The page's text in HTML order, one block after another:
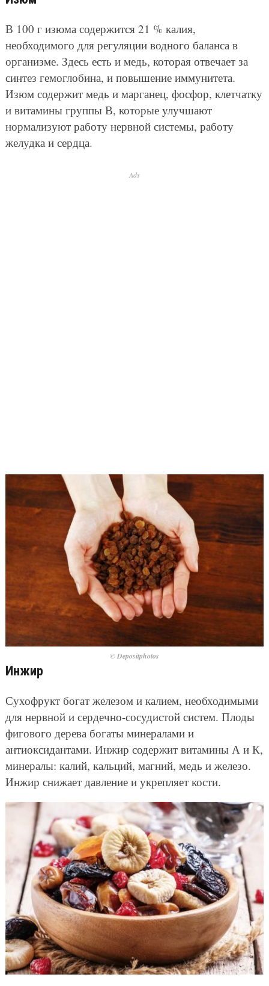
В 100 г изюма содержится 21 % калия,
необходимого для регуляции водного баланса в
организме. Здесь есть и медь, которая отвечает за
синтез гемоглобина, и повышение иммунитета.
Изюм содержит медь и марганец, фосфор, клетчатку
и витамины группы В, которые улучшают
нормализуют работу нервной системы, работу
желудка и сердца.
Ads
© Depositphotos
Инжир
Сухофрукт богат железом и калием, необходимыми
для нервной и сердечно-сосудистой систем. Плоды
фигового дерева богаты минералами и
антиоксидантами. Инжир содержит витамины А и К,
минералы: калий, кальций, магний, медь и железо.
Инжир снижает давление и укрепляет кости.